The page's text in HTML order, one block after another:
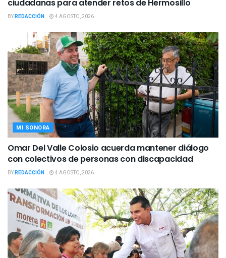
ciudadanas para atender retos de Hermosillo
BYREDACCIÓN 4 AGOSTO, 2026
MI SONORA
Omar Del Valle Colosio acuerda mantener diálogo
con colectivos de personas con discapacidad
BYREDACCIÓN 4 AGOSTO, 2026